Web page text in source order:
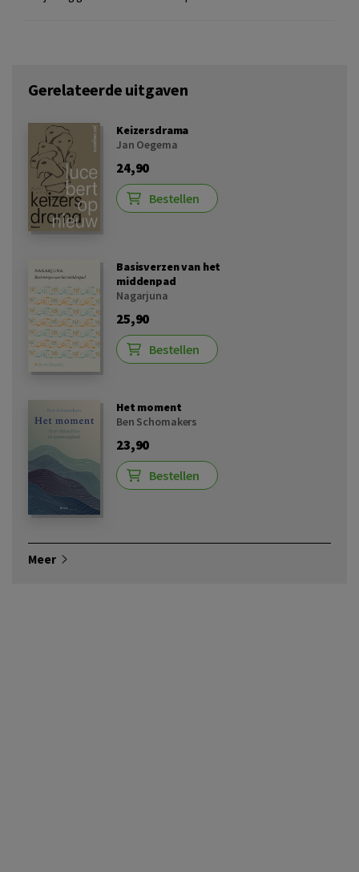
Gerelateerde uitgaven
Keizersdrama
Jan Oegema
24,90
Bestellen
Basisverzen van het
middenpad
Nagarjuna
25,90
Bestellen
Het moment
Ben Schomakers
23,90
Bestellen
Meer